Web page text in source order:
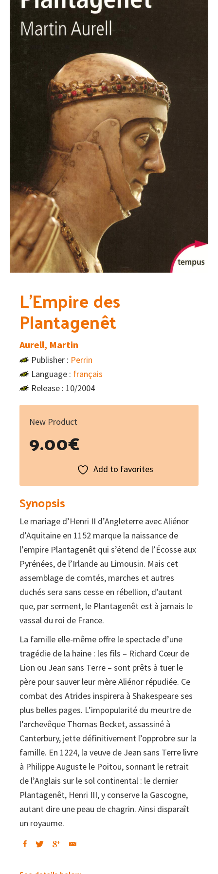
L’Empire des
Plantagenêt
Aurell, Martin
Publisher : Perrin
Language : français
Release : 10/2004
New Product
9.00€
Add to favorites
Synopsis
Le mariage d’Henri II d’Angleterre avec Aliénor
d’Aquitaine en 1152 marque la naissance de
l’empire Plantagenêt qui s’étend de l’Écosse aux
Pyrénées, de l’Irlande au Limousin. Mais cet
assemblage de comtés, marches et autres
duchés sera sans cesse en rébellion, d’autant
que, par serment, le Plantagenêt est à jamais le
vassal du roi de France.
La famille elle-même offre le spectacle d’une
tragédie de la haine : les fils – Richard Cœur de
Lion ou Jean sans Terre – sont prêts à tuer le
père pour sauver leur mère Aliénor répudiée. Ce
combat des Atrides inspirera à Shakespeare ses
plus belles pages. L’impopularité du meurtre de
l’archevêque Thomas Becket, assassiné à
Canterbury, jette définitivement l’opprobre sur la
famille. En 1224, la veuve de Jean sans Terre livre
à Philippe Auguste le Poitou, sonnant le retrait
de l’Anglais sur le sol continental : le dernier
Plantagenêt, Henri III, y conserve la Gascogne,
autant dire une peau de chagrin. Ainsi disparaît
un royaume.